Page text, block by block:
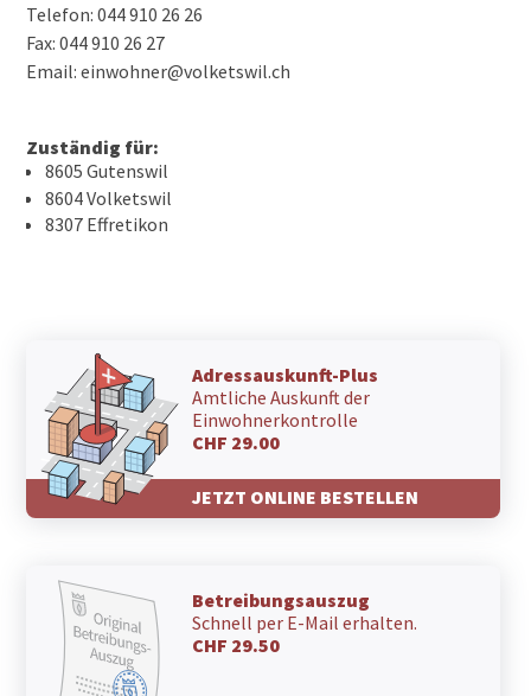
Telefon: 044 910 26 26
Fax: 044 910 26 27
Email: einwohner@volketswil.ch
Zuständig für:
8605 Gutenswil
8604 Volketswil
8307 Effretikon
Adressauskunft-Plus
Amtliche Auskunft der
Einwohnerkontrolle
CHF 29.00
JETZT ONLINE BESTELLEN
Betreibungsauszug
Schnell per E-Mail erhalten.
CHF 29.50